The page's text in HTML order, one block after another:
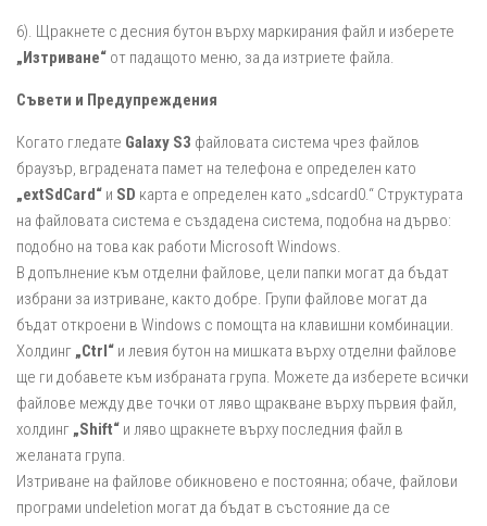
6). Щракнете с десния бутон върху маркирания файл и изберете
„Изтриване“ от падащото меню, за да изтриете файла.
Съвети и Предупреждения
Когато гледате Galaxy S3 файловата система чрез файлов
браузър, вградената памет на телефона е определен като
„extSdCard“ и SD карта е определен като „sdcard0.“ Структурата
на файловата система е създадена система, подобна на дърво:
подобно на това как работи Microsoft Windows.
В допълнение към отделни файлове, цели папки могат да бъдат
избрани за изтриване, както добре. Групи файлове могат да
бъдат откроени в Windows с помощта на клавишни комбинации.
Холдинг „Ctrl“ и левия бутон на мишката върху отделни файлове
ще ги добавете към избраната група. Можете да изберете всички
файлове между две точки от ляво щракване върху първия файл,
холдинг „Shift“ и ляво щракнете върху последния файл в
желаната група.
Изтриване на файлове обикновено е постоянна; обаче, файлови
програми undeletion могат да бъдат в състояние да се